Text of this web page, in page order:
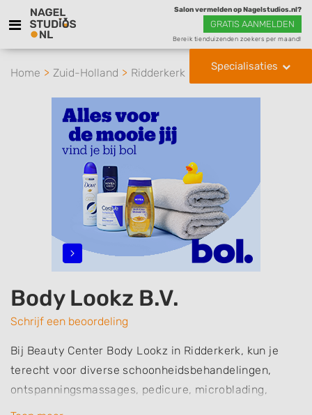
Salon vermelden op Nagelstudios.nl?
GRATIS AANMELDEN
Bereik tienduizenden zoekers per maand!
Specialisaties
Home Zuid-Holland Ridderkerk Body Lookz B.V.
Body Lookz B.V.
Schrijf een beoordeling
Bij Beauty Center Body Lookz in Ridderkerk, kun je
terecht voor diverse schoonheidsbehandelingen,
ontspanningsmassages, pedicure, microblading,
microdermabrasie, nagelstyling, huidverbetering,